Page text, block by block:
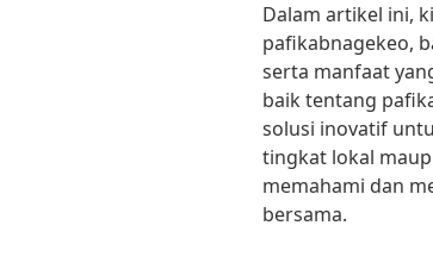
Dalam artikel ini,
pafikabnagekeo,
serta manfaat
baik tentang
solusi inovatif
tingkat lokal
memahami dan
bersama.